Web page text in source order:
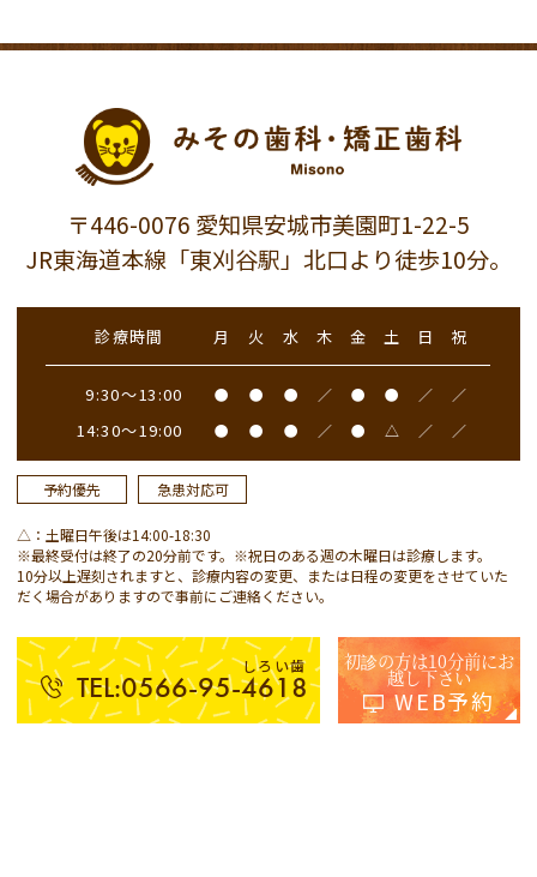
〒446-0076 愛知県安城市美園町1-22-5
JR東海道本線「東刈谷駅」北口より徒歩10分。
診療時間 月 火 水 木 金 土 日 祝
9:30～13:00 ● ● ● ／ ● ● ／ ／
14:30～19:00 ● ● ● ／ ● △ ／ ／
予約優先 急患対応可
△：土曜日午後は14:00-18:30
※最終受付は終了の20分前です。※祝日のある週の木曜日は診療します。
10分以上遅刻されますと、診療内容の変更、または日程の変更をさせていた
だく場合がありますので事前にご連絡ください。
しろい歯
TEL:0566-95-4618
初診の方は10分前にお
越し下さい
WEB予約